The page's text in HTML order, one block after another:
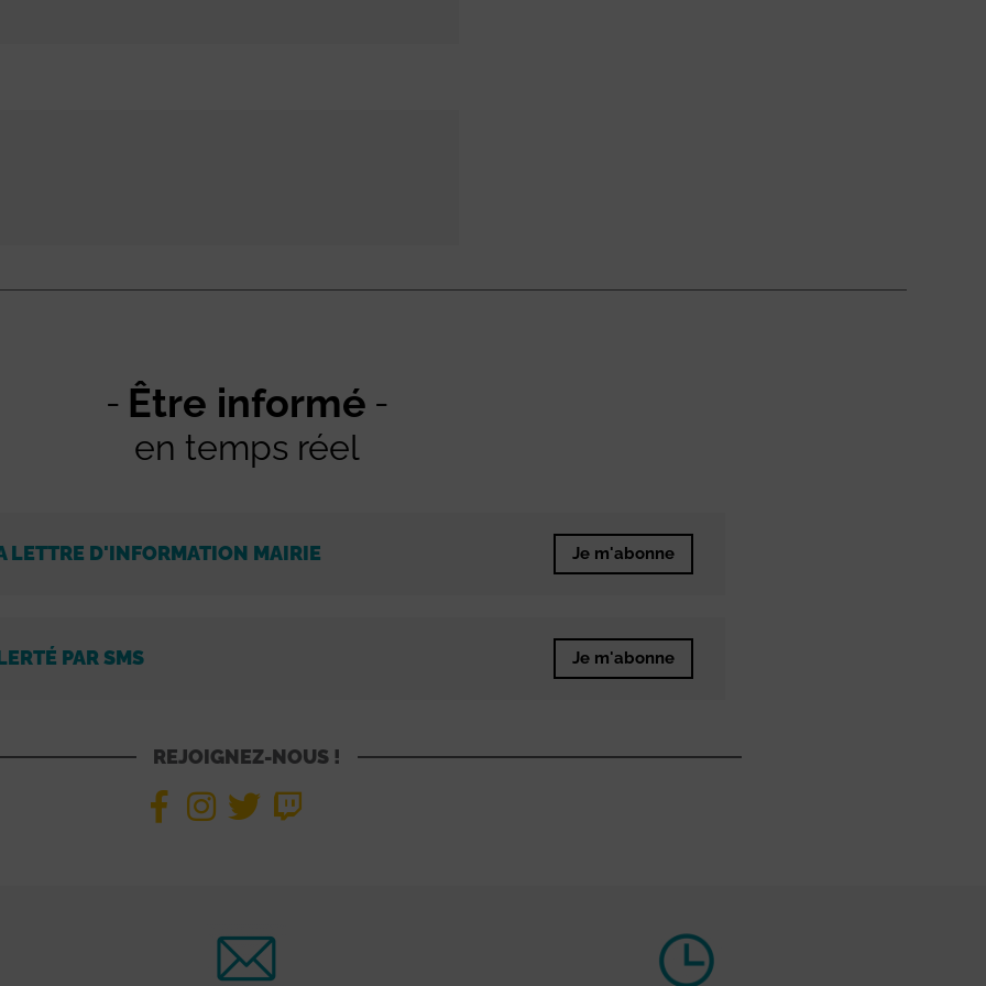
Être informé
en temps réel
LETTRE D'INFORMATION MAIRIE Je m'abonne
PAR SMS Je m'abonne
REJOIGNEZ-NOUS !